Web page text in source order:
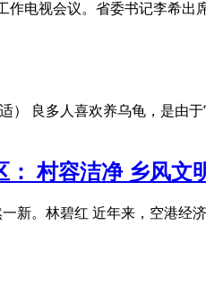
作电视会议。省委书记李希
） 良多人喜欢养乌龟，是由
村容洁净 乡风文
新。林碧红 近年来，空港经